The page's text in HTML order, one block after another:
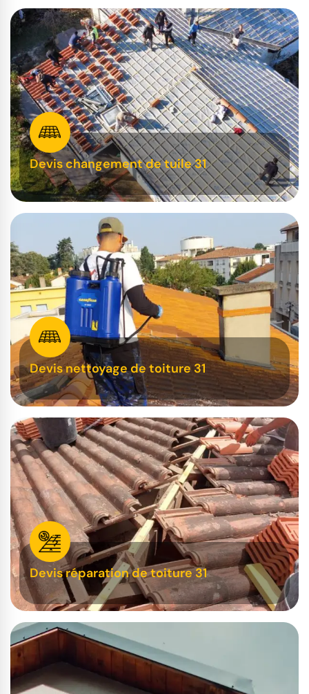
Devis changement de tuile 31
Devis nettoyage de toiture 31
Devis réparation de toiture 31